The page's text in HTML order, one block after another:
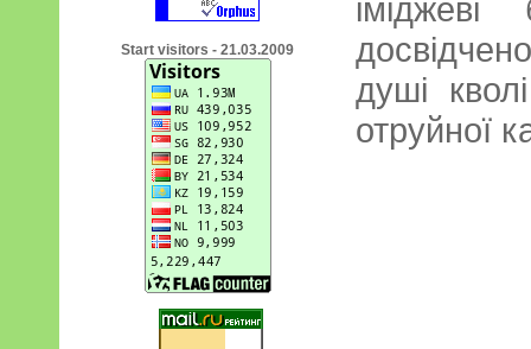
Start visitors - 21.03.2009
душі
отруйної